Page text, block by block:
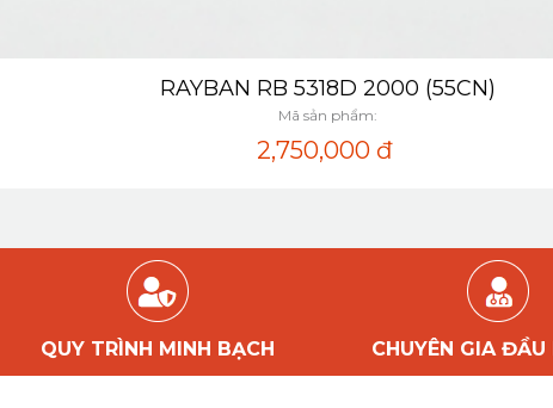
Xem nhanh
RAYBAN RB 5318D 2000 (55CN)
Mã sản phẩm:
2,750,000đ
QUY TRÌNH MINH BẠCH CHUYÊN GIA ĐẦU